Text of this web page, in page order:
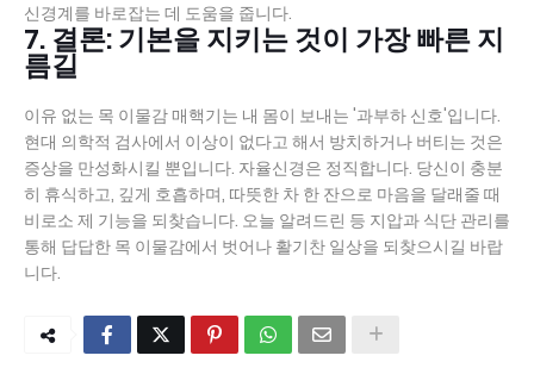
신경계를 바로잡는 데 도움을 줍니다.
7. 결론: 기본을 지키는 것이 가장 빠른 지
름길
이유 없는 목 이물감 매핵기는 내 몸이 보내는 '과부하 신호'입니다.
현대 의학적 검사에서 이상이 없다고 해서 방치하거나 버티는 것은
증상을 만성화시킬 뿐입니다. 자율신경은 정직합니다. 당신이 충분
히 휴식하고, 깊게 호흡하며, 따뜻한 차 한 잔으로 마음을 달래줄 때
비로소 제 기능을 되찾습니다. 오늘 알려드린 등 지압과 식단 관리를
통해 답답한 목 이물감에서 벗어나 활기찬 일상을 되찾으시길 바랍
니다.